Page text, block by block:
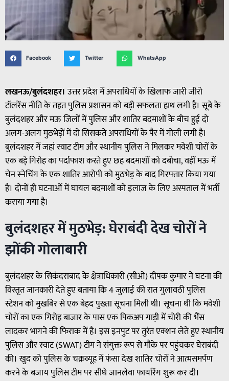
Facebook Twitter WhatsApp
लखनऊ/बुलंदशहर।उत्तर प्रदेश में अपराधियों के खिलाफ जारी जीरो
टॉलरेंस नीति के तहत पुलिस प्रशासन को बड़ी सफलता हाथ लगी है। सूबे के
बुलंदशहर और मऊ जिलों में पुलिस और शातिर बदमाशों के बीच हुई दो
अलग-अलग मुठभेड़ों में दो सिसकते अपराधियों के पैर में गोली लगी है।
बुलंदशहर में जहां स्वाट टीम और स्थानीय पुलिस ने मिलकर मवेशी चोरों के
एक बड़े गिरोह का पर्दाफाश करते हुए छह बदमाशों को दबोचा, वहीं मऊ में
चेन स्नेचिंग के एक शातिर आरोपी को मुठभेड़ के बाद गिरफ्तार किया गया
है। दोनों ही घटनाओं में घायल बदमाशों को इलाज के लिए अस्पताल में भर्ती
कराया गया है।
बुलंदशहर में मुठभेड़: घेराबंदी देख चोरों ने
झोंकी गोलाबारी
बुलंदशहर के सिकंदराबाद के क्षेत्राधिकारी (सीओ) दीपक कुमार ने घटना की
विस्तृत जानकारी देते हुए बताया कि 4 जुलाई की रात गुलावठी पुलिस
स्टेशन को मुखबिर से एक बेहद पुख्ता सूचना मिली थी। सूचना थी कि मवेशी
चोरों का एक गिरोह बाजार के पास एक पिकअप गाड़ी में चोरी की भैंस
लादकर भागने की फिराक में है। इस इनपुट पर तुरंत एक्शन लेते हुए स्थानीय
पुलिस और स्वाट (SWAT) टीम ने संयुक्त रूप से मौके पर पहुंचकर घेराबंदी
की। खुद को पुलिस के चक्रव्यूह में फंसा देख शातिर चोरों ने आत्मसमर्पण
करने के बजाय पुलिस टीम पर सीधे जानलेवा फायरिंग शुरू कर दी।